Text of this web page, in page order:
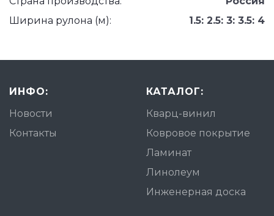
Ширина рулона (м):
1.5: 2.5: 3: 3.5: 4
ИНФО:
Новости
Контакты
КАТАЛОГ:
Кварц-винил
Ковровое покрытие
Ламинат
Линолеум
Инженерная доска